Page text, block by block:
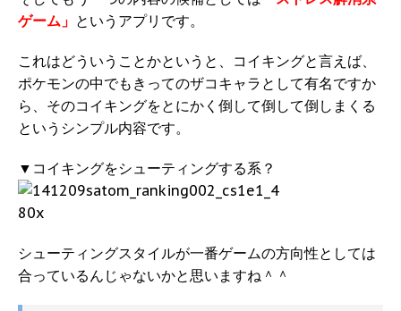
ゲーム」 というアプリです。
これはどういうことかというと、コイキングと言えば、
ポケモンの中でもきってのザコキャラとして有名ですか
ら、そのコイキングをとにかく倒して倒して倒しまくる
というシンプル内容です。
▼コイキングをシューティングする系？
シューティングスタイルが一番ゲームの方向性としては
合っているんじゃないかと思いますね＾＾